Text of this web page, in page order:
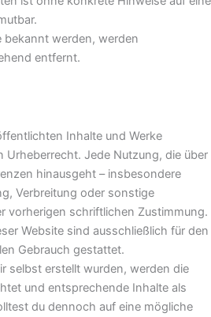
bekannt werden, werden
entfernt.
Inhalte und Werke
Urheberrecht. Jede Nutzung, die über
hinausgeht – insbesondere
Verbreitung oder sonstige
vorherigen schriftlichen Zustimmung.
Website sind ausschließlich für den
Gebrauch gestattet.
selbst erstellt wurden, werden die
und entsprechende Inhalte als
du dennoch auf eine mögliche